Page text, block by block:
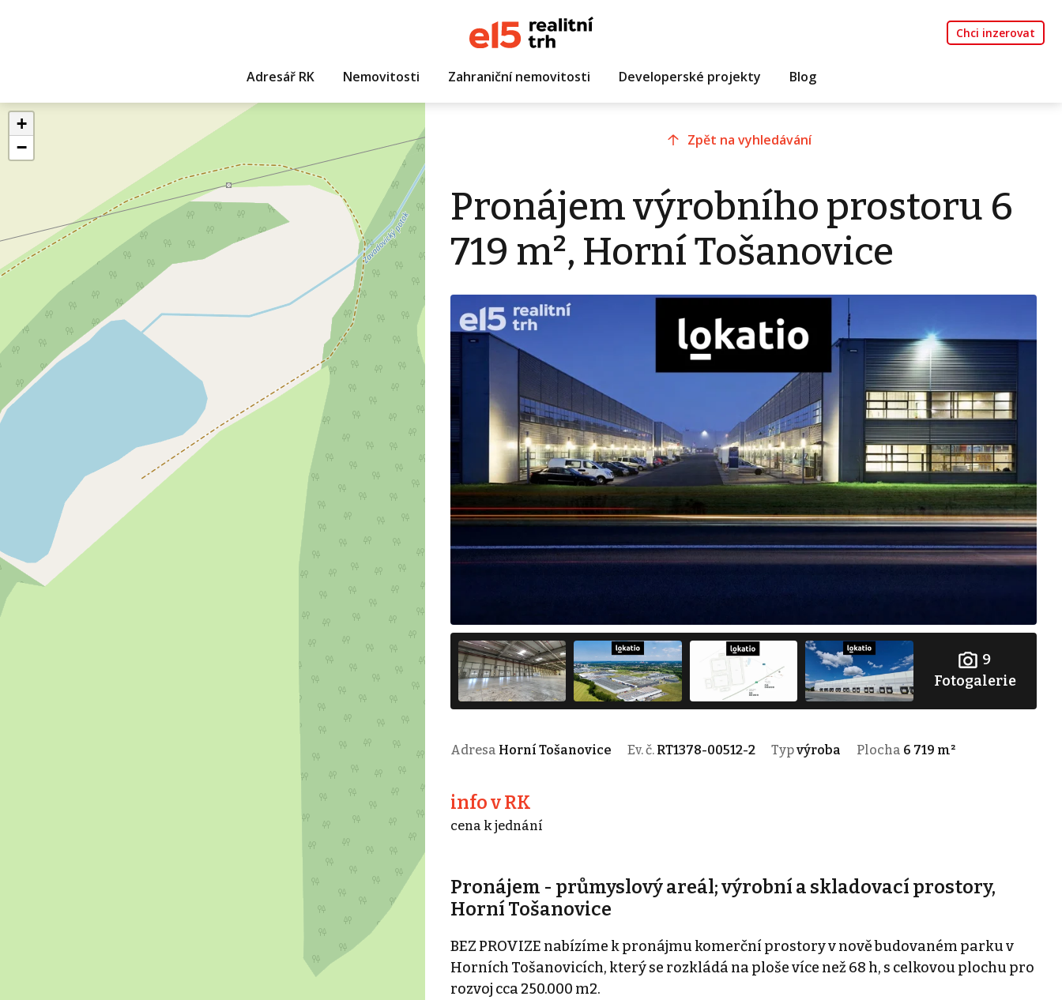
Chci inzerovat
Adresář RK Nemovitosti Zahraniční nemovitosti Developerské projekty Blog
+
−
Zpět na vyhledávání
Pronájem výrobního prostoru 6
719 m², Horní Tošanovice
9
Fotogalerie
Adresa Horní Tošanovice Ev. č. RT1378-00512-2 Typvýroba Plocha 6 719 m²
info v RK
cena k jednání
Pronájem - průmyslový areál; výrobní a skladovací prostory,
Horní Tošanovice
BEZ PROVIZE nabízíme k pronájmu komerční prostory v nově budovaném parku v
Horních Tošanovicích, který se rozkládá na ploše více než 68 h, s celkovou plochu pro
rozvoj cca 250.000 m2.